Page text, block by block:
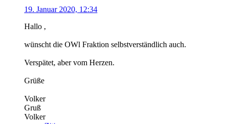
19. Januar 2020, 12:34
Hallo ,
wünscht die OWl Fraktion selbstverständlich auch.
Verspätet, aber vom Herzen.
Grüße
Volker
Gruß
Volker